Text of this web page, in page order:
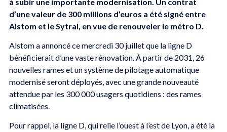
d’une valeur de 300 millions d’euros a été signé entre
Alstom et le Sytral, en vue de renouveler le métro D.
Alstom a annoncé ce mercredi 30 juillet que la ligne D
bénéficierait d’une vaste rénovation. À partir de 2031, 26
nouvelles rames et un système de pilotage automatique
modernisé seront déployés, avec une grande nouveauté
attendue par les 300 000 usagers quotidiens : des rames
climatisées.
Pour rappel, la ligne D, qui relie l’ouest à l’est de Lyon, a été la